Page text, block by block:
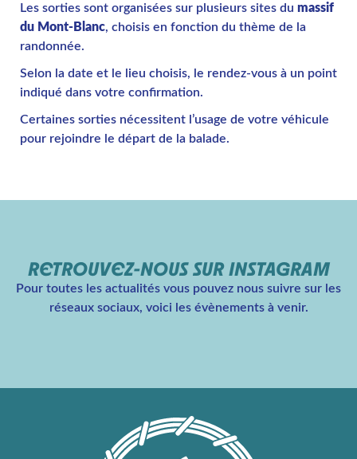
Les sorties sont organisées sur plusieurs sites du massif
du Mont-Blanc, choisis en fonction du thème de la
randonnée.
Selon la date et le lieu choisis, le rendez-vous à un point
indiqué dans votre confirmation.
Certaines sorties nécessitent l’usage de votre véhicule
pour rejoindre le départ de la balade.
RETROUVEZ-NOUS SUR INSTAGRAM
Pour toutes les actualités vous pouvez nous suivre sur les
réseaux sociaux, voici les évènements à venir.